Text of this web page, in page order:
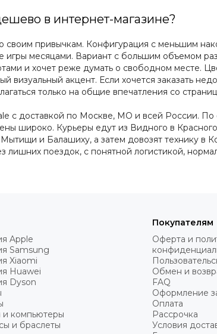
в интернет-магазине?
привычкам. Конфигурация с меньшим
месяцами. Вариант с большим объемом
и хочет реже думать о свободном месте.
акцент. Если хочется заказать
только на общие впечатления со
с доставкой по Москве, МО и всей России. По
широко. Курьеры едут из Видного в
и Балашиху, а затем довозят технику в
лишних поездок, с понятной логистикой,
Apple
Samsung
Xiaomi
Huawei
Dyson
и компьютеры
и браслеты
Покупателям
Оферта и
Обмен и
FAQ
Оформление
Оплата
Рассрочка
Условия